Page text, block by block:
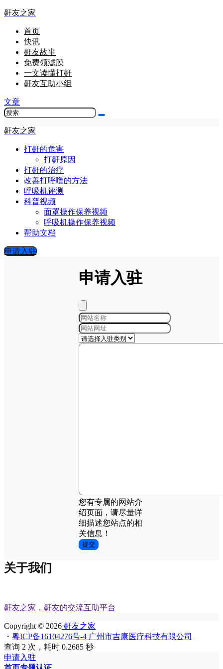
鼾友之家
首页
快讯
鼾友故事
免费领滤膜
一文读懂打鼾
鼾友互助小组
文章
鼾友之家
打鼾的危害
打鼾原因
打鼾的治疗
改善打呼噜的方法
呼吸机评测
科普视频
面罩操作保养视频
呼吸机操作保养视频
帮助文档
申请入驻
申请入驻
您有专属的网站介
绍页面，请尽量详
细描述您站点的相
关信息！
提交
关于我们
鼾友之家，鼾友的交流互助平台
Copyright © 2026 鼾友之家
・ 粤ICP备16104276号-4 广州市吉康医疗科技有限公司
查询 2 次，耗时 0.2685 秒
申请入驻